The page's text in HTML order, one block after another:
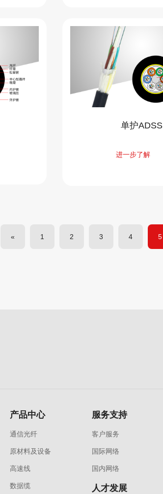
单护ADSS
进一步了解
« 1 2 3 4 5
产品中心
通信光纤
原材料及设备
高速线
数据缆
服务支持
客户服务
国际网络
国内网络
人才发展